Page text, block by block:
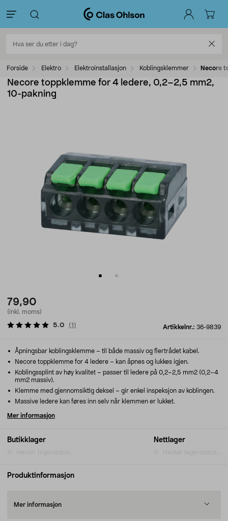
Forside Elektro Elektroinstallasjon Koblingsklemmer Necore
Necore toppklemme for 4 ledere, 0,2–2,5 mm2,
10-pakning
79,90
(inkl. moms)
Artikkelnr.: 36-9839
5.0 (1 )
Butikklager Nettlager
Åpningsbar koblingsklemme – til både massiv og flertrådet kabel.
Necore toppklemme for 4 ledere – kan åpnes og lukkes igjen.
Koblingssplint av høy kvalitet – passer til ledere på 0,2–2,5 mm2 (0,2–4
mm2 massiv).
Klemme med gjennomsiktig deksel – gir enkel inspeksjon av koblingen.
Massive ledere kan føres inn selv når klemmen er lukket.
Mer informasjon
Produktinformasjon
Mer informasjon